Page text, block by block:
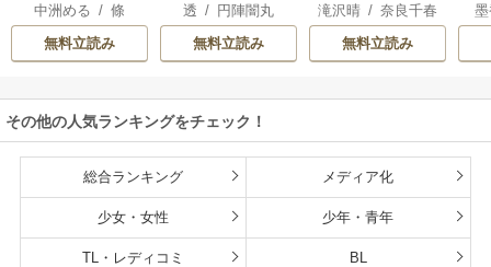
たら放置されたの
で、好きに暮らし
ます。だから今さ
さい、辺境伯さま
中洲める /條
無料立読み
透 / 円陣闇丸
無料立読み
公爵の重すぎる執
着愛に溺れる
滝沢晴 /奈良千春
無料立読み
馨
その他の人気ランキングをチェック！
総合ランキング メディア化
少女・女性 少年・青年
TL・レディコミ BL